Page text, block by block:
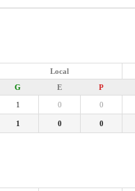
Local
G E P
1 0 0
1 0 0